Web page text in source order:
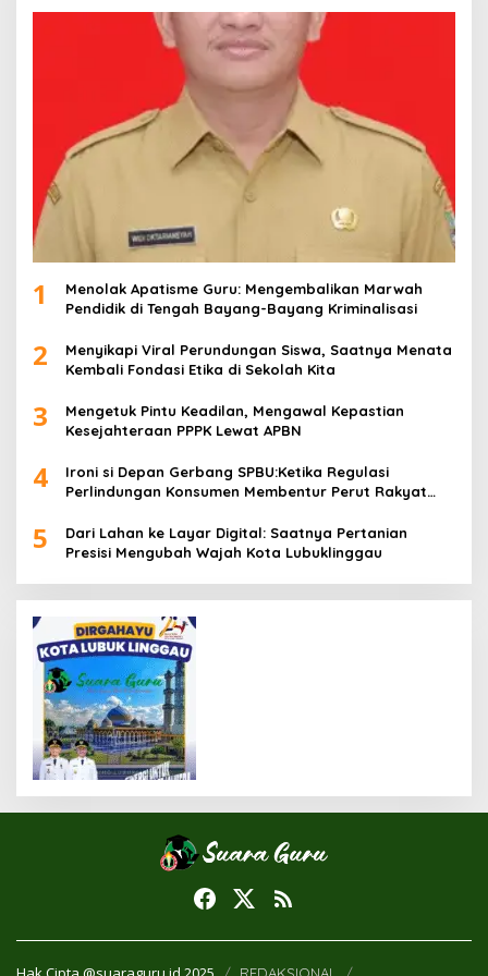
1
Menolak Apatisme Guru: Mengembalikan Marwah
Pendidik di Tengah Bayang-Bayang Kriminalisasi
2
Menyikapi Viral Perundungan Siswa, Saatnya Menata
Kembali Fondasi Etika di Sekolah Kita
3
Mengetuk Pintu Keadilan, Mengawal Kepastian
Kesejahteraan PPPK Lewat APBN
4
Ironi si Depan Gerbang SPBU:Ketika Regulasi
Perlindungan Konsumen Membentur Perut Rakyat
5
Dari Lahan ke Layar Digital: Saatnya Pertanian
Presisi Mengubah Wajah Kota Lubuklinggau
REDAKSIONAL